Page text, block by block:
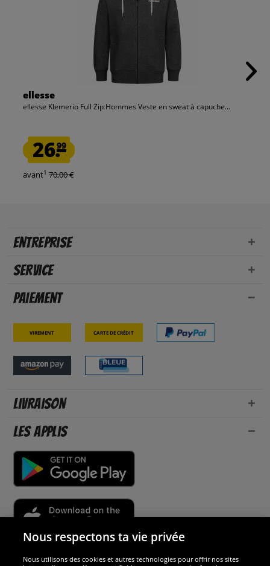
ellesse
ellesse Klemerio Full Zip Hommes Veste en sweat à capuche...
26.99
avant1 70,00 €
Entreprise
Service
Paiement
Virement Carte de crédit
Livraison
Les applis
Nous respectons ta vie privée
Nous utilisons des cookies et autres technologies pour offrir nos sites